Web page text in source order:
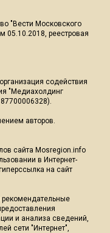
"Вести Московского
05.10.2018, реестровая
содействия
"Медиахолдинг
авторов.
сайта Mosregion.info
в Интернет-
на сайт
и анализа сведений,
сети "Интернет",